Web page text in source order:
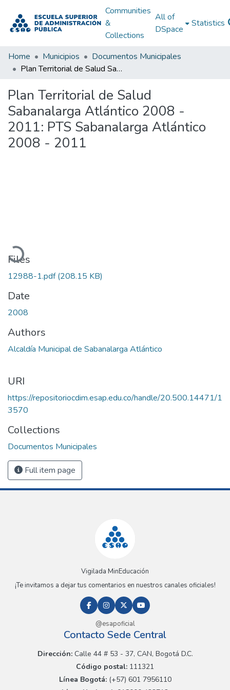
Communities
&
Collections
All of
DSpace
Statistics
Home Municipios
Documentos Municipales
Plan Territorial de Salud Sabanalarga Atlántico 2008 - 2011: PTS Sabanalarga Atlántico 2008 - 2011
Plan Territorial de Salud
Sabanalarga Atlántico 2008 -
2011: PTS Sabanalarga Atlántico
2008 - 2011
Loading...
Files
12988-1.pdf(208.15 KB)
Date
2008
Authors
Alcaldía Municipal de Sabanalarga Atlántico
URI
https://repositoriocdim.esap.edu.co/handle/20.500.14471/1
3570
Collections
Documentos Municipales
Full item page
Vigilada MinEducación
¡Te invitamos a dejar tus comentarios en nuestros canales oficiales!
@esapoficial
Contacto Sede Central
Dirección:Calle 44 # 53 - 37, CAN, Bogotá D.C.
Código postal: 111321
Línea Bogotá:(+57) 601 7956110